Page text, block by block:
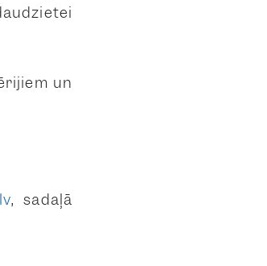
un
, sadaļā